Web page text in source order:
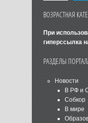
ВОЗРАСТНАЯ
При
гиперссылка
РАЗДЕЛЫ
Новости
В РФ и
Собкор
В мире